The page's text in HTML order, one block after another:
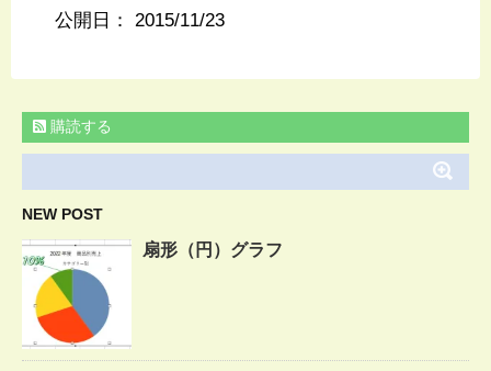
公開日： 2015/11/23
購読する
NEW POST
扇形（円）グラフ